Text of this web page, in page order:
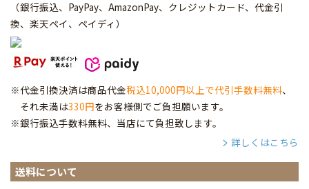
（銀行振込、PayPay、AmazonPay、クレジットカード、代金引
換、楽天ペイ、ペイディ ）
※代金引換決済は商品代金税込10,000円以上で代引手数料無料、
それ未満は330円をお客様側でご負担願います。
※銀行振込手数料無料、当店にて負担致します。
詳しくはこちら
送料について